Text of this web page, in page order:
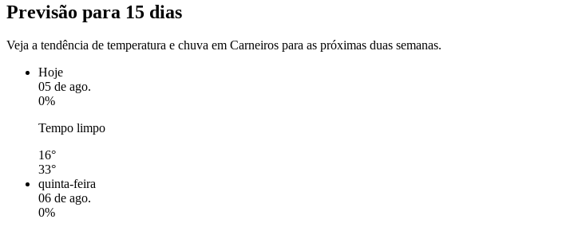
Previsão para 15 dias
Veja a tendência de temperatura e chuva em Carneiros para as próximas duas semanas.
Hoje
05 de ago.
0%
Tempo limpo
16°
33°
quinta-feira
06 de ago.
0%